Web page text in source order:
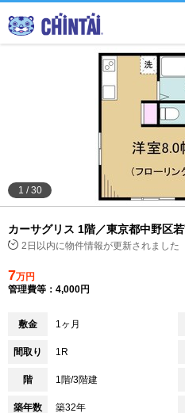
沿
住
家
物
不
1 /30
カーサグリス 1階／東京都中野区
2日以内に物件情報が更新されました
7万円
管理費等：4,000円
敷金 1ヶ月
間取り 1R
階 1階/3階建
築年数 築32年